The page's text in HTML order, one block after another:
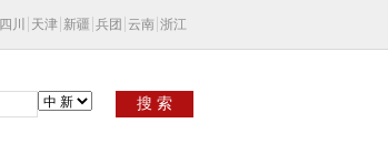
四川 天津 新疆 兵团 云南 浙江
搜 索